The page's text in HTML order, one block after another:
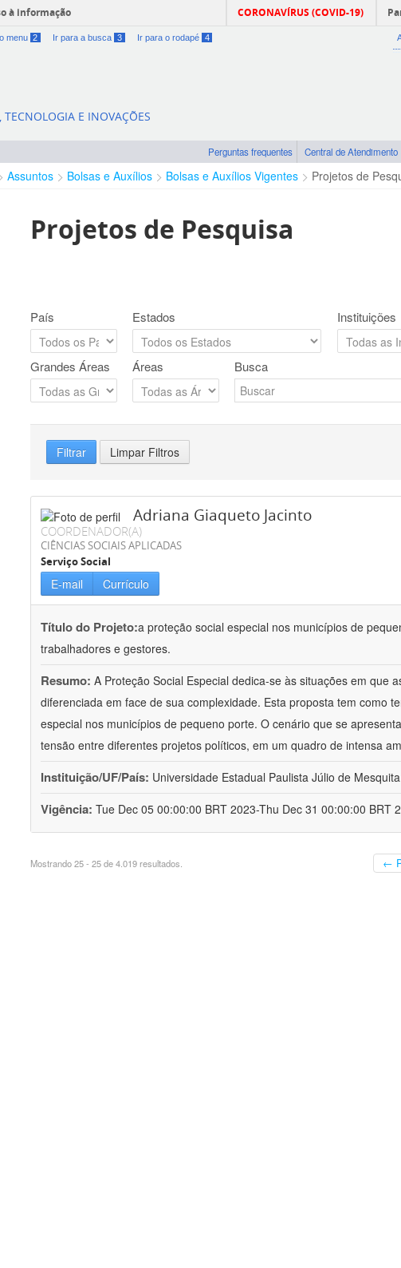
à informação CORONAVÍRUS (COVID-19)
menu 2 Ir para a busca 3 Ir para o rodapé 4
E INOVAÇÕES
Perguntas frequentes Central de Atendimento
Assuntos Bolsas e Auxílios Bolsas e Auxílios Vigentes Projetos de
Projetos de Pesquisa
País Estados Instituições
Grandes Áreas Áreas Busca
Filtrar Limpar Filtros
Adriana Giaqueto Jacinto
COORDENADOR(A)
CIÊNCIAS SOCIAIS APLICADAS
Serviço Social
E-mail Currículo
Título do Projeto:a proteção social especial nos municípios de
trabalhadores e gestores.
Resumo: A Proteção Social Especial dedica-se às situações em que
diferenciada em face de sua complexidade. Esta proposta tem como
especial nos municípios de pequeno porte. O cenário que se
tensão entre diferentes projetos políticos, em um quadro de intensa
Instituição/UF/País: Universidade Estadual Paulista Júlio de
Vigência: Tue Dec 05 00:00:00 BRT 2023-Thu Dec 31 00:00:00 BRT
Mostrando 25 - 25 de 4.019 resultados. ←